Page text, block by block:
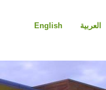
English العربية